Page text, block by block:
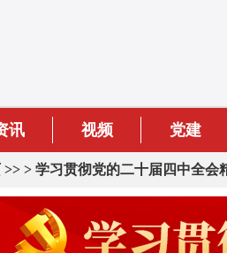
讯 视频 党建
>> > 学习贯彻党的二十届四中全会